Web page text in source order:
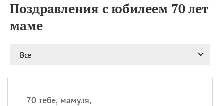
Поздравления с юбилеем 70 лет
маме
Все
70 тебе, мамуля,
06.08 Преображение
Господне у западных
Романа и Давида